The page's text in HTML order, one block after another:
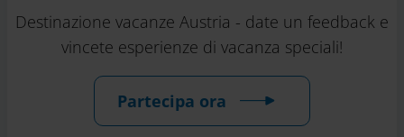
Destinazione vacanze Austria - date un feedback e
vincete esperienze di vacanza speciali!
Partecipa ora